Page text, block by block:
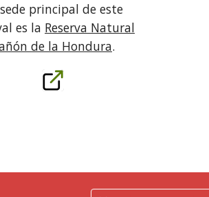
principal de este
es la Reserva Natural
de la Hondura.